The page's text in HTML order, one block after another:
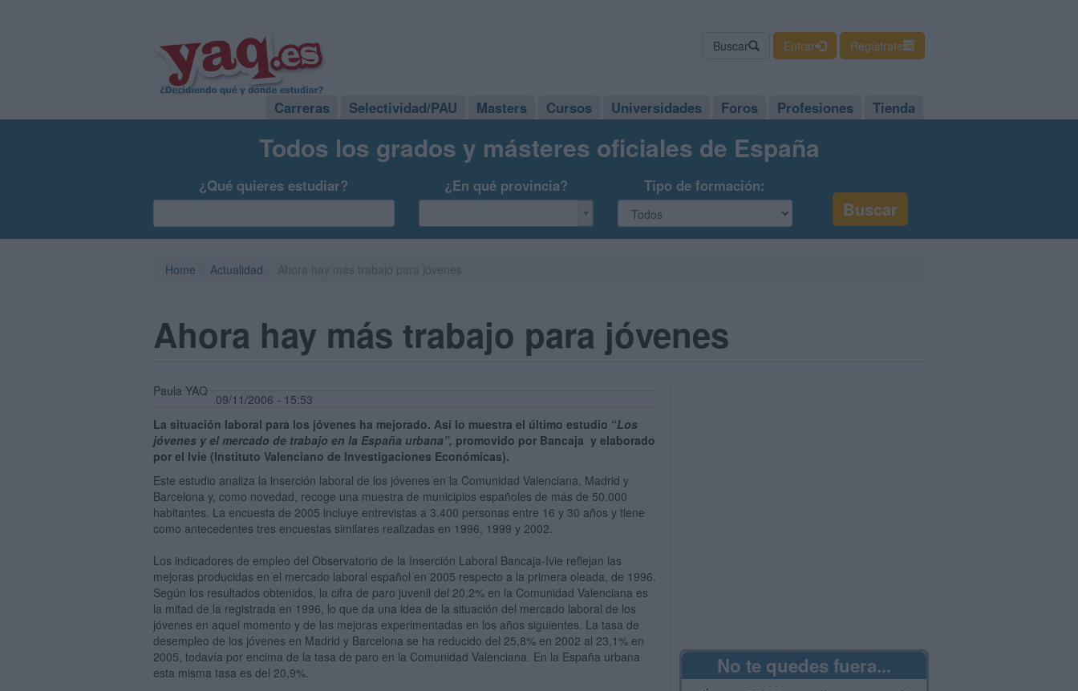
Buscar Entrar Regístrate
Carreras Selectividad/PAU Masters Cursos Universidades Foros Profesiones Tienda
Todos los grados y másteres oficiales de España
¿Qué quieres estudiar? ¿En qué provincia? Tipo de formación:
Home Actualidad
Ahora hay más trabajo para jóvenes
Paula YAQ
09/11/2006 - 15:53
La situación laboral para los jóvenes ha mejorado. Así lo muestra el último estudio “Los
jóvenes y el mercado de trabajo en la España urbana”, promovido por Bancaja y elaborado
por el Ivie (Instituto Valenciano de Investigaciones Económicas).
Este estudio analiza la inserción laboral de los jóvenes en la Comunidad Valenciana, Madrid y
Barcelona y, como novedad, recoge una muestra de municipios españoles de más de 50.000
habitantes. La encuesta de 2005 incluye entrevistas a 3.400 personas entre 16 y 30 años y tiene
como antecedentes tres encuestas similares realizadas en 1996, 1999 y 2002.
Los indicadores de empleo del Observatorio de la Inserción Laboral Bancaja-Ivie reflejan las
mejoras producidas en el mercado laboral español en 2005 respecto a la primera oleada, de 1996.
Según los resultados obtenidos, la cifra de paro juvenil del 20,2% en la Comunidad Valenciana es
la mitad de la registrada en 1996, lo que da una idea de la situación del mercado laboral de los
jóvenes en aquel momento y de las mejoras experimentadas en los años siguientes. La tasa de
desempleo de los jóvenes en Madrid y Barcelona se ha reducido del 25,8% en 2002 al 23,1% en
2005, todavía por encima de la tasa de paro en la Comunidad Valenciana. En la España urbana
esta misma tasa es del 20,9%.
No te quedes fuera...